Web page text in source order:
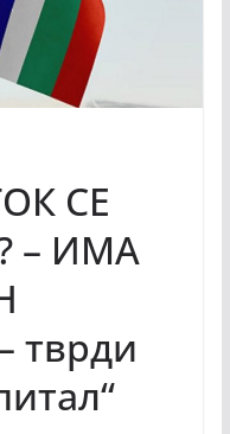
СЕ
– ИМА
тврди